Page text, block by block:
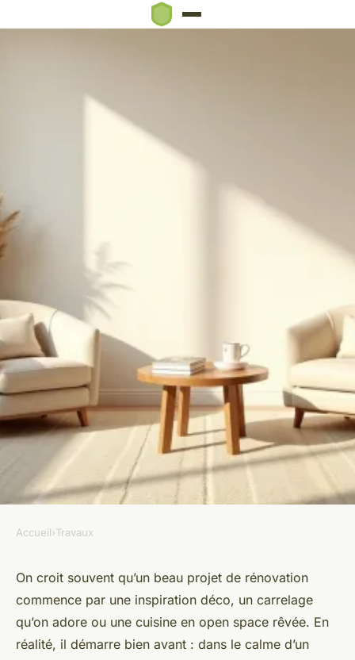
Rénover votre maison : créez
un plan adapté et efficace
Auberte •07/07/2026 08:36•9 min de lecture
Accueil›Travaux
On croit souvent qu’un beau projet de rénovation
commence par une inspiration déco, un carrelage
qu’on adore ou une cuisine en open space rêvée. En
réalité, il démarre bien avant : dans le calme d’un